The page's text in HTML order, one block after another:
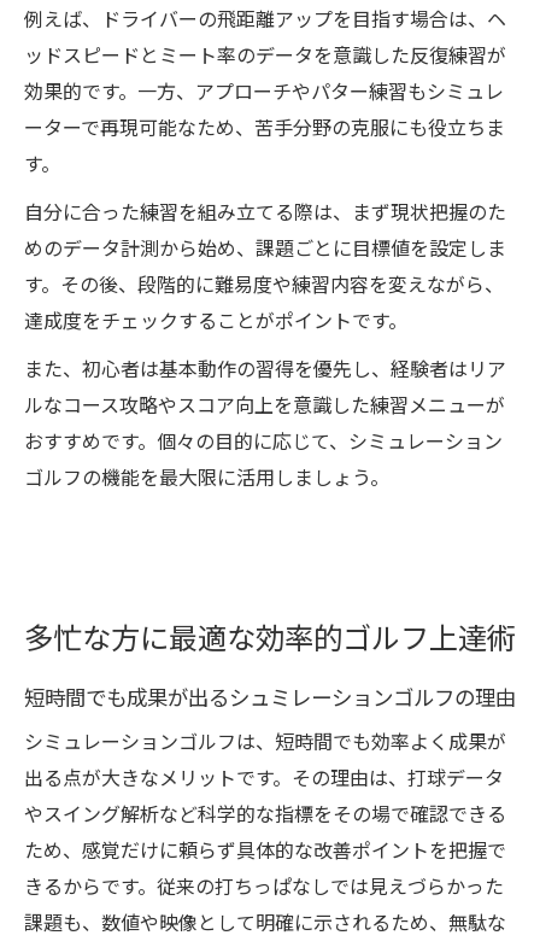
例えば、ドライバーの飛距離アップを目指す場合は、ヘ
ッドスピードとミート率のデータを意識した反復練習が
効果的です。一方、アプローチやパター練習もシミュレ
ーターで再現可能なため、苦手分野の克服にも役立ちま
す。
自分に合った練習を組み立てる際は、まず現状把握のた
めのデータ計測から始め、課題ごとに目標値を設定しま
す。その後、段階的に難易度や練習内容を変えながら、
達成度をチェックすることがポイントです。
また、初心者は基本動作の習得を優先し、経験者はリア
ルなコース攻略やスコア向上を意識した練習メニューが
おすすめです。個々の目的に応じて、シミュレーション
ゴルフの機能を最大限に活用しましょう。
多忙な方に最適な効率的ゴルフ上達術
短時間でも成果が出るシュミレーションゴルフの理由
シミュレーションゴルフは、短時間でも効率よく成果が
出る点が大きなメリットです。その理由は、打球データ
やスイング解析など科学的な指標をその場で確認できる
ため、感覚だけに頼らず具体的な改善ポイントを把握で
きるからです。従来の打ちっぱなしでは見えづらかった
課題も、数値や映像として明確に示されるため、無駄な